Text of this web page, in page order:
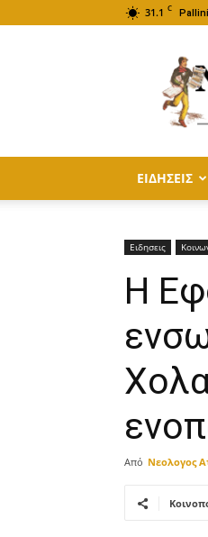
31.1 C Pallini
ΕΙΔΗΣΕΙΣ
Ειδησεις
Η
Από Νεολογος